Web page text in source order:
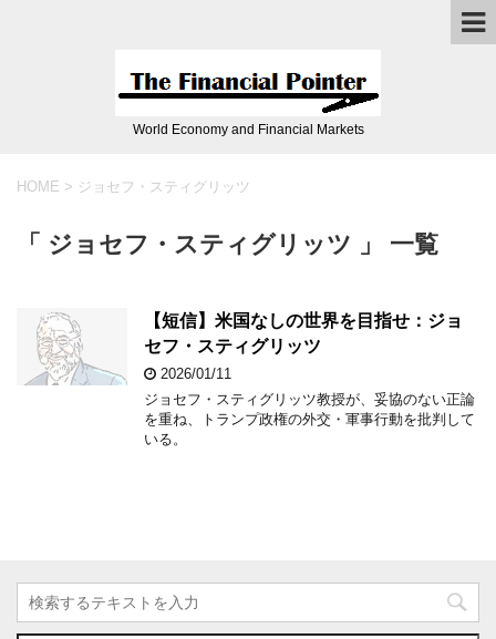
World Economy and Financial Markets
HOME > ジョセフ・スティグリッツ
「 ジョセフ・スティグリッツ 」 一覧
【短信】米国なしの世界を目指せ：ジョ
セフ・スティグリッツ
2026/01/11
ジョセフ・スティグリッツ教授が、妥協のない正論
を重ね、トランプ政権の外交・軍事行動を批判して
いる。